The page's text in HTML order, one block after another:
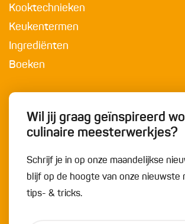
Kooktechnieken
Keukentermen
Ingrediënten
Boeken
Wil jij graag geïnspireerd
culinaire meesterwerkjes?
Schrijf je in op onze maandelijkse
blijf op de hoogte van onze nieuwste
tips- & tricks.